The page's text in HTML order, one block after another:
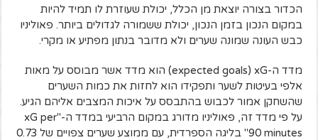
הכדור בצורה יוצאת מן הכלל, יכולת שעוזרת לו תמיד להיות
במקום הנכון בזמן הנכון, יכולת ששמורה לגדולים ביותר. פאוליניו
כבש העונה שמונה שערים ולא מדובר בנתון מפתיע או מקרי.
מדד ה-expected goals) xG) הוא מדד אשר מבוסס על מאות
אלפי בעיטות לשער ותפקידו הוא לחזות את כמות השערים
שהשחקן אמור לכבוש בהתבסס על איכות המצבים אליהם הגיע.
על פי מדד זה, פאוליניו מדורג במקום הרביעי במדד ה-"xG per
90 minutes" בליגה הספרדית, עם ממוצע שערים צפויים של 0.73